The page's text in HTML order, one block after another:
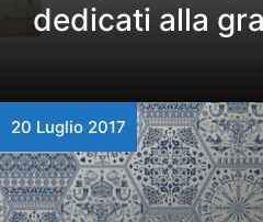
dedicati alla
20 Luglio 2017